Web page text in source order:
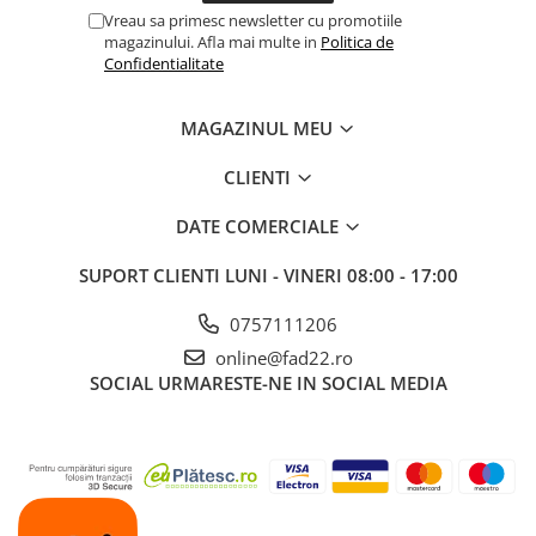
Aparate de spalat cu presiune
Aspiratoar, suflante si
Masini de tuns iarba, trimmere si
Accesorii si unelte pentru gradina
Scari aluminiu / otel
Echipamente de protectie si
imbracaminte
Imbracaminte
Manusi
Se pot monta aproape de margine
Rezistență mare la forfecare
Rezistență mare la smulgere
Vreau sa primesc newsletter cu promotiile
magazinului. Afla mai multe in Politica de
Confidentialitate
MAGAZINUL MEU
CLIENTI
DATE COMERCIALE
SUPORT CLIENTI LUNI - VINERI 08:00 - 17:00
0757111206
online@fad22.ro
SOCIAL URMARESTE-NE IN SOCIAL MEDIA